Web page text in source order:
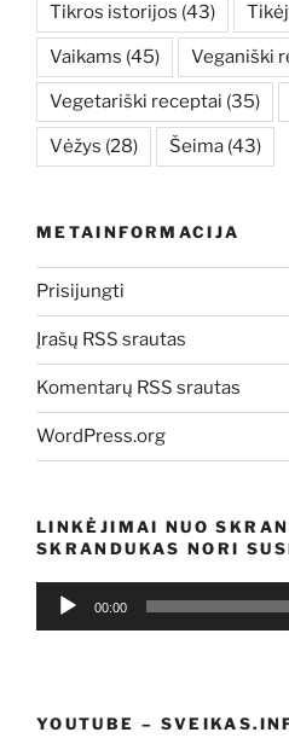
Tikros istorijos (43)
Vaikams (45) Veganiški
Vegetariški receptai (35)
Vėžys (28) Šeima (43)
METAINFORMACIJA
Prisijungti
Įrašų RSS srautas
Komentarų RSS srautas
WordPress.org
LINKĖJIMAI NUO
SKRANDUKAS NORI
Audio
00:00
YOUTUBE –